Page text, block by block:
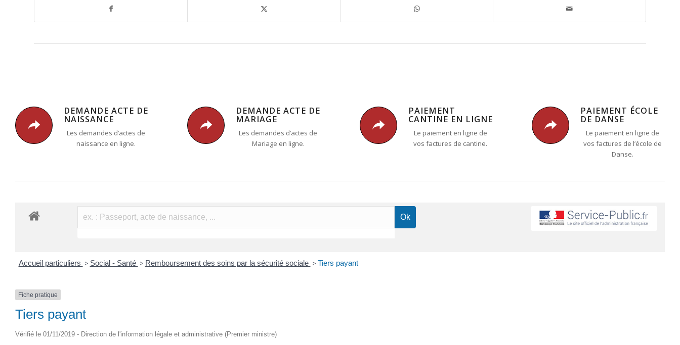
DEMANDE ACTE DE
NAISSANCE
Les demandes d’actes de
naissance en ligne.
DEMANDE ACTE DE
MARIAGE
Les demandes d’actes de
Mariage en ligne.
PAIEMENT
CANTINE EN LIGNE
Le paiement en ligne de
vos factures de cantine.
PAIEMENT ÉCOLE
DE DANSE
Le paiement en ligne de
vos factures de l’école de
Danse.
Accueil particuliers > Social - Santé > Remboursement des soins par la sécurité sociale > Tiers payant
Fiche pratique
Tiers payant
Vérifié le 01/11/2019 - Direction de l'information légale et administrative (Premier ministre)